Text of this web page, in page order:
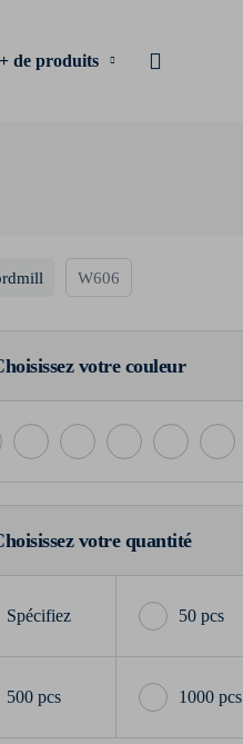
+ de produits
W606
votre couleur
votre quantité
50 pcs
500 pcs 1000 pcs